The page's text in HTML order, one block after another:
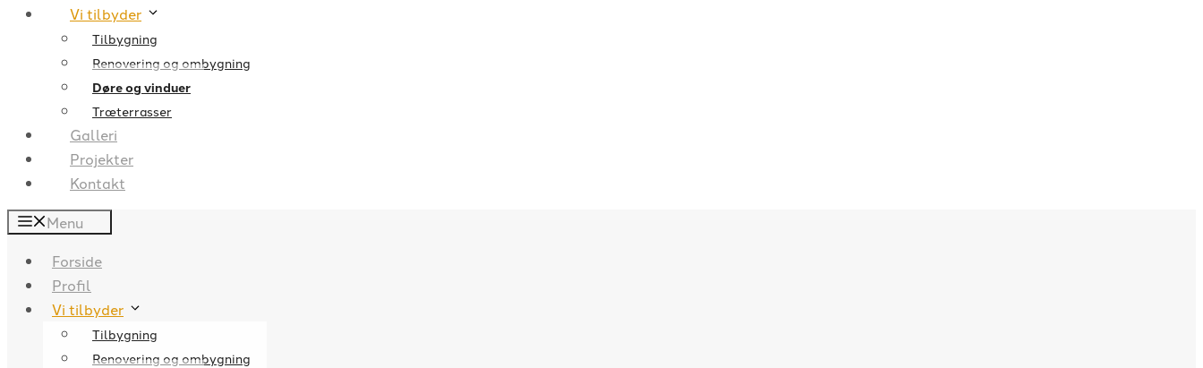
Vi tilbyder
Tilbygning
Renovering og ombygning
Døre og vinduer
Træterrasser
Galleri
Projekter
Kontakt
Menu
Forside
Profil
Vi tilbyder
Tilbygning
Renovering og ombygning